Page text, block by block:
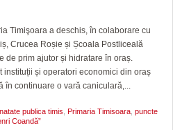
Timişoara a deschis, în colaborare cu
Crucea Roșie și Școala Postliceală
de prim ajutor și hidratare în oraș.
instituții și operatori economici din oraș
continuare o vară caniculară,...
publica timis Primaria Timisoara puncte
Coandă”